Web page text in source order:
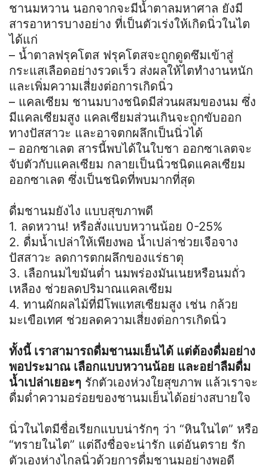
ชานมหวาน นอกจากจะมีน้ำตาลมหาศาล ยังมี
สารอาหารบางอย่าง ที่เป็นตัวเร่งให้เกิดนิ่วในไต
ได้แก่
– น้ำตาลฟรุคโตส ฟรุคโตสจะถูกดูดซึมเข้าสู่
กระแสเลือดอย่างรวดเร็ว ส่งผลให้ไตทำงานหนัก
และเพิ่มความเสี่ยงต่อการเกิดนิ่ว
– แคลเซียม ชานมบางชนิดมีส่วนผสมของนม ซึ่ง
มีแคลเซียมสูง แคลเซียมส่วนเกินจะถูกขับออก
ทางปัสสาวะ และอาจตกผลึกเป็นนิ่วได้
– ออกซาเลต สารนี้พบได้ในใบชา ออกซาเลตจะ
จับตัวกับแคลเซียม กลายเป็นนิ่วชนิดแคลเซียม
ออกซาเลต ซึ่งเป็นชนิดที่พบมากที่สุด
ดื่มชานมยังไง แบบสุขภาพดี
1. ลดหวาน! หรือสั่งแบบหวานน้อย 0-25%
2. ดื่มน้ำเปล่าให้เพียงพอ น้ำเปล่าช่วยเจือจาง
ปัสสาวะ ลดการตกผลึกของแร่ธาตุ
3. เลือกนมไขมันต่ำ นมพร่องมันเนยหรือนมถั่ว
เหลือง ช่วยลดปริมาณแคลเซียม
4. ทานผักผลไม้ที่มีโพแทสเซียมสูง เช่น กล้วย
มะเขือเทศ ช่วยลดความเสี่ยงต่อการเกิดนิ่ว
ทั้งนี้ เราสามารถดื่มชานมเย็นได้ แต่ต้องดื่มอย่าง
พอประมาณ เลือกแบบหวานน้อย และอย่าลืมดื่ม
น้ำเปล่าเยอะๆ รักตัวเองห่วงใยสุขภาพ แล้วเราจะ
ดื่มด่ำความอร่อยของชานมเย็นได้อย่างสบายใจ
นิ่วในไตมีชื่อเรียกแบบน่ารักๆ ว่า “หินในไต” หรือ
“ทรายในไต” แต่ถึงชื่อจะน่ารัก แต่อันตราย รัก
ตัวเองห่างไกลนิ่วด้วยการดื่มชานมอย่างพอดี